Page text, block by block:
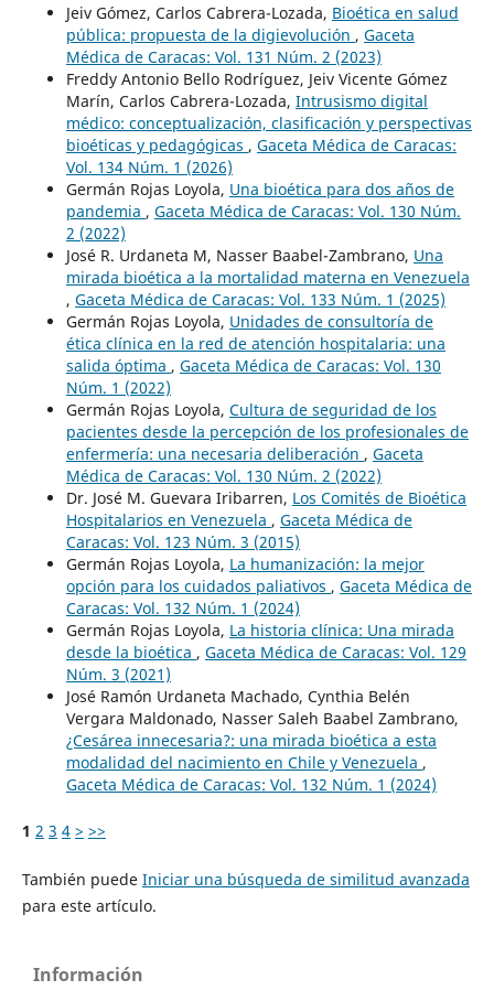
Jeiv Gómez, Carlos Cabrera-Lozada, Bioética en salud
pública: propuesta de la digievolución , Gaceta
Médica de Caracas: Vol. 131 Núm. 2 (2023)
Freddy Antonio Bello Rodríguez, Jeiv Vicente Gómez
Marín, Carlos Cabrera-Lozada, Intrusismo digital
médico: conceptualización, clasificación y perspectivas
bioéticas y pedagógicas , Gaceta Médica de Caracas:
Vol. 134 Núm. 1 (2026)
Germán Rojas Loyola, Una bioética para dos años de
pandemia , Gaceta Médica de Caracas: Vol. 130 Núm.
2 (2022)
José R. Urdaneta M, Nasser Baabel-Zambrano, Una
mirada bioética a la mortalidad materna en Venezuela
, Gaceta Médica de Caracas: Vol. 133 Núm. 1 (2025)
Germán Rojas Loyola, Unidades de consultoría de
ética clínica en la red de atención hospitalaria: una
salida óptima , Gaceta Médica de Caracas: Vol. 130
Núm. 1 (2022)
Germán Rojas Loyola, Cultura de seguridad de los
pacientes desde la percepción de los profesionales de
enfermería: una necesaria deliberación , Gaceta
Médica de Caracas: Vol. 130 Núm. 2 (2022)
Dr. José M. Guevara Iribarren, Los Comités de Bioética
Hospitalarios en Venezuela , Gaceta Médica de
Caracas: Vol. 123 Núm. 3 (2015)
Germán Rojas Loyola, La humanización: la mejor
opción para los cuidados paliativos , Gaceta Médica de
Caracas: Vol. 132 Núm. 1 (2024)
Germán Rojas Loyola, La historia clínica: Una mirada
desde la bioética , Gaceta Médica de Caracas: Vol. 129
Núm. 3 (2021)
José Ramón Urdaneta Machado, Cynthia Belén
Vergara Maldonado, Nasser Saleh Baabel Zambrano,
¿Cesárea innecesaria?: una mirada bioética a esta
modalidad del nacimiento en Chile y Venezuela ,
Gaceta Médica de Caracas: Vol. 132 Núm. 1 (2024)
1 2 3 4 > >>
También puede Iniciar una búsqueda de similitud avanzada
para este artículo.
Información